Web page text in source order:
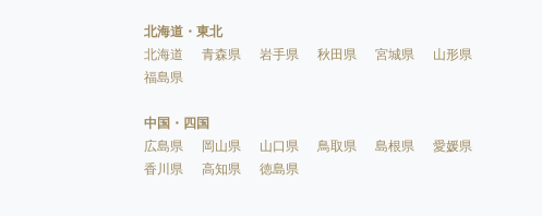
北海道・東北
北海道
青森県 岩手県 秋田県 宮城県
山形県
福島県
中国・四国
広島県
岡山県 山口県 鳥取県 島根県
愛媛県
香川県
高知県 徳島県